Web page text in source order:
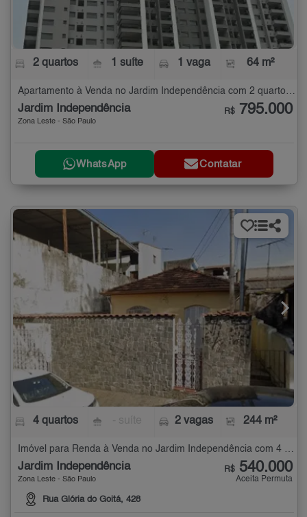
2 quartos 1 suíte 1 vaga 64 m²
Jardim Independência
Zona Leste - São Paulo
R$ 795.000
WhatsApp Contatar
4 quartos 2 vagas 244 m²
Imóvel para Renda à Venda no Jardim Independência com 4 quartos - 244 m²
Jardim Independência
Zona Leste - São Paulo
Rua Glória do Goitá, 428
R$ 540.000
Aceita Permuta